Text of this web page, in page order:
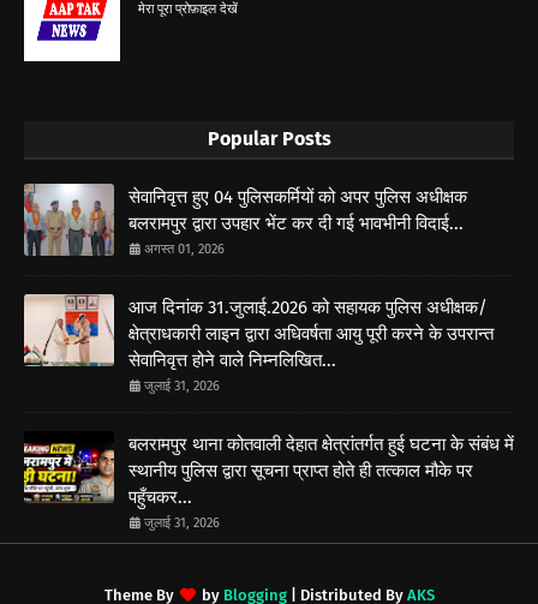
मेरा पूरा प्रोफ़ाइल देखें
Popular Posts
सेवानिवृत्त हुए 04 पुलिसकर्मियों को अपर पुलिस अधीक्षक
बलरामपुर द्वारा उपहार भेंट कर दी गई भावभीनी विदाई...
अगस्त 01, 2026
आज दिनांक 31.जुलाई.2026 को सहायक पुलिस अधीक्षक/
क्षेत्राधकारी लाइन द्वारा अधिवर्षता आयु पूरी करने के उपरान्त
सेवानिवृत्त होने वाले निम्नलिखित...
जुलाई 31, 2026
बलरामपुर थाना कोतवाली देहात क्षेत्रांतर्गत हुई घटना के संबंध में
स्थानीय पुलिस द्वारा सूचना प्राप्त होते ही तत्काल मौके पर
पहुँचकर...
जुलाई 31, 2026
Theme By by Blogging| Distributed By AKS